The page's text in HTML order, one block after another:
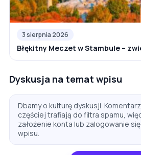
3 sierpnia 2026
Błękitny Meczet w Stambule –
Dyskusja na temat wpisu
Dbamy o kulturę dyskusji.
częściej trafiają do filtra spamu,
założenie konta lub zalogowanie
wpisu.